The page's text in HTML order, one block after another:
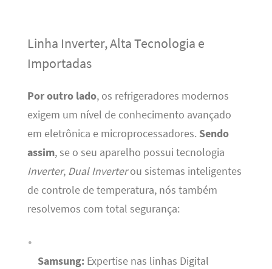
Linha Inverter, Alta Tecnologia e
Importadas
Por outro lado, os refrigeradores modernos
exigem um nível de conhecimento avançado
em eletrônica e microprocessadores. Sendo
assim, se o seu aparelho possui tecnologia
Inverter, Dual Inverterou sistemas inteligentes
de controle de temperatura, nós também
resolvemos com total segurança:
Samsung:Expertise nas linhas Digital